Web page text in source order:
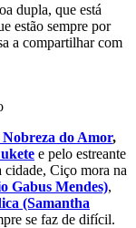
dupla, que está
estão sempre por
a compartilhar com
Nobreza do Amor,
e pelo estreante
cidade, Ciço mora na
Gabus Mendes),
(Samantha
se faz de difícil.